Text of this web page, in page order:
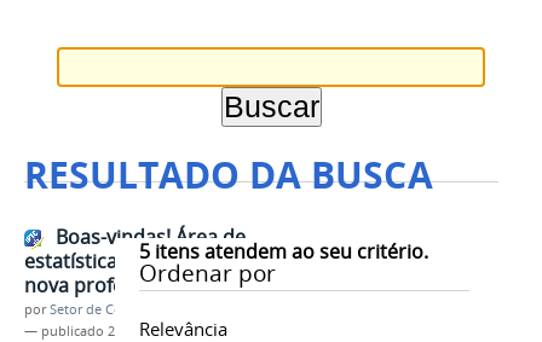
RESULTADO DA BUSCA
5itens atendem ao seu critério.
Ordenar por
Relevância
Boas-vindas! Área de
estatística/matemática ganha
nova professora
porSetor de Comunicação
— publicado 29/05/2019—última modificação